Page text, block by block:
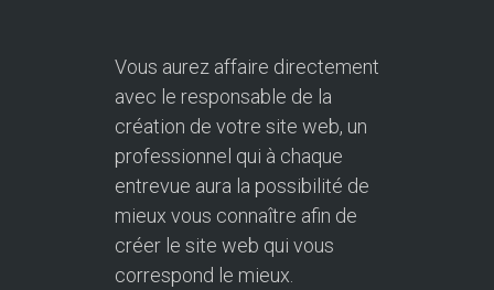
Vous aurez affaire directement
avec le responsable de la
création de votre site web, un
professionnel qui à chaque
entrevue aura la possibilité de
mieux vous connaître afin de
créer le site web qui vous
correspond le mieux.